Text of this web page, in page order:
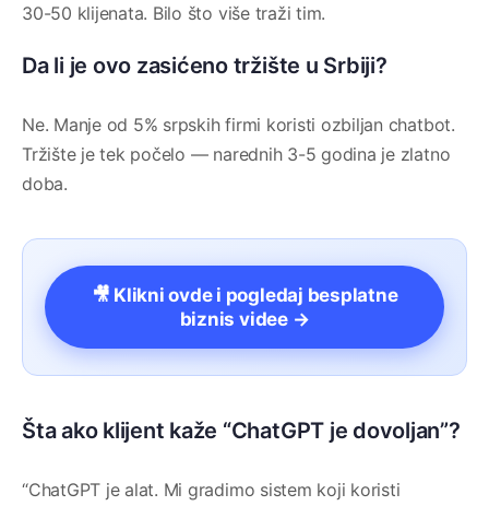
30-50 klijenata. Bilo što više traži tim.
Da li je ovo zasićeno tržište u Srbiji?
Ne. Manje od 5% srpskih firmi koristi ozbiljan chatbot.
Tržište je tek počelo — narednih 3-5 godina je zlatno
doba.
🎥 Klikni ovde i pogledaj besplatne
biznis videe →
Šta ako klijent kaže “ChatGPT je dovoljan”?
“ChatGPT je alat. Mi gradimo sistem koji koristi